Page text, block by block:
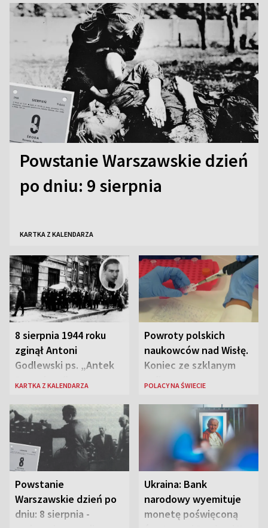
Powstanie Warszawskie dzień
po dniu: 9 sierpnia
KARTKA Z KALENDARZA
8 sierpnia 1944 roku
zginął Antoni
Godlewski ps. „Antek
Rozpylacz”
KARTKA Z KALENDARZA
Powroty polskich
naukowców nad Wisłę.
Koniec ze szklanym
sufitem
POLACY NA ŚWIECIE
Powstanie
Warszawskie dzień po
dniu: 8 sierpnia -
Ukraina: Bank
narodowy wyemituje
monetę poświęconą